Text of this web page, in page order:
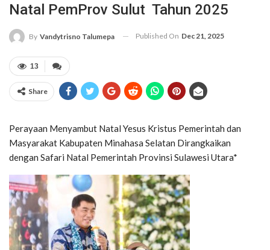
Natal PemProv Sulut Tahun 2025
By Vandytrisno Talumepa Published On Dec 21, 2025
13
Share
Perayaan Menyambut Natal Yesus Kristus Pemerintah dan
Masyarakat Kabupaten Minahasa Selatan Dirangkaikan
dengan Safari Natal Pemerintah Provinsi Sulawesi Utara*